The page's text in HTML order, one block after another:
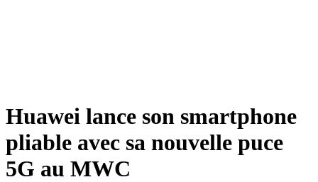
Huawei lance son smartphone
pliable avec sa nouvelle puce
5G au MWC